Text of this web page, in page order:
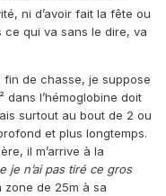
ni d’avoir fait la fête ou
ce qui va sans le dire, va
de chasse, je suppose
dans l’hémoglobine doit
surtout au bout de 2 ou
et plus longtemps.
il m’arrive à la
je n’ai pas tiré ce gros
zone de 25m à sa